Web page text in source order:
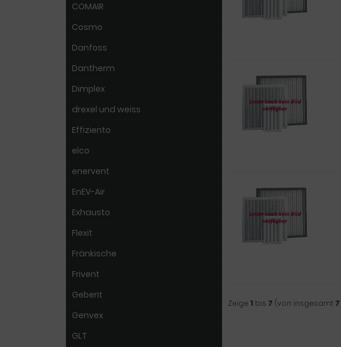
Zeige 1 bis 7 (von insgesamt 7
COMAIR
Cosmo
Danfoss
Dantherm
Dimplex
drexel und weiss
Effiziento
elco
enervent
EnEV-Air
Exhausto
Flexit
Fränkische
Frivent
Geberit
Genvex
GLT